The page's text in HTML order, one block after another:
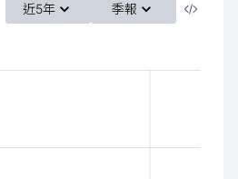
近5年 季報